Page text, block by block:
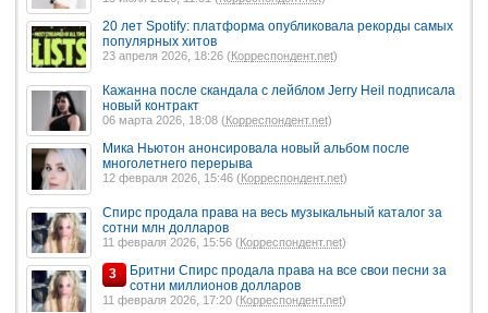
20 лет Spotify: платформа опубликовала рекорды самых
популярных хитов
23 апреля 2026, 18:26 ( Корреспондент.net)
Кажанна после скандала с лейблом Jerry Heil подписала
новый контракт
06 марта 2026, 18:08 (Корреспондент.net)
Мика Ньютон анонсировала новый альбом после
многолетнего перерыва
12 февраля 2026, 15:46 ( Корреспондент.net)
Спирс продала права на весь музыкальный каталог за
сотни млн долларов
11 февраля 2026, 15:56 (Корреспондент.net)
3
Бритни Спирс продала права на все свои песни за
сотни миллионов долларов
11 февраля 2026, 17:20 ( Корреспондент.net)